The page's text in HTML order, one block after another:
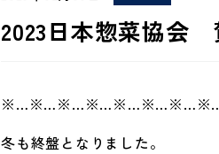
2023日本惣菜協会
冬も終盤となりました。